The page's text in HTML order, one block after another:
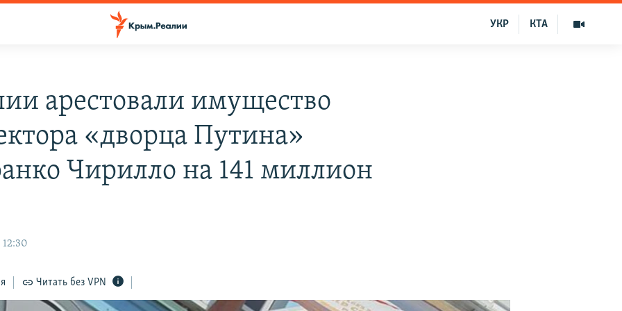
КТА
УКР
арестовали имущество
«дворца Путина»
Чирилло на 141 миллион
12:30
Читать без VPN